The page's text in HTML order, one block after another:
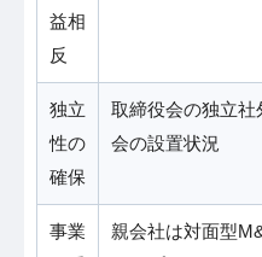
益相
反
独立
性の
確保
取締役会の独立社
会の設置状況
事業
親会社は対面型